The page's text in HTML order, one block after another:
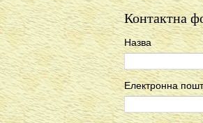
Контактна
Назва
Електронна